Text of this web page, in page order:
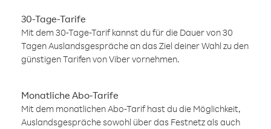
30-Tage-Tarife
Mit dem 30-Tage-Tarif kannst du für die Dauer von 30
Tagen Auslandsgespräche an das Ziel deiner Wahl zu den
günstigen Tarifen von Viber vornehmen.
Monatliche Abo-Tarife
Mit dem monatlichen Abo-Tarif hast du die Möglichkeit,
Auslandsgespräche sowohl über das Festnetz als auch